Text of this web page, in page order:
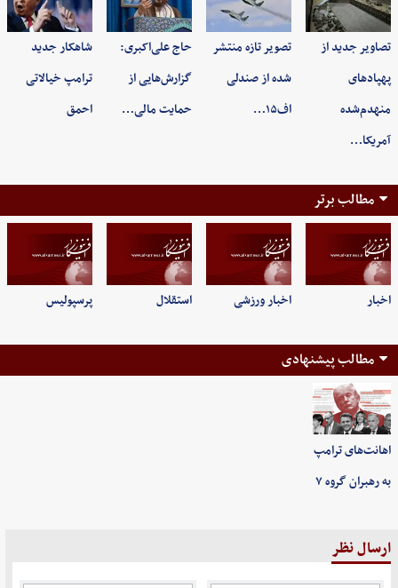
تصاویر جدید از
پهپادهای
منهدم‌شده
آمریکا…
تصویر تازه منتشر
شده از صندلی
اف۱۵…
حاج علی‌اکبری:
گزارش‌هایی از
حمایت مالی…
شاهکار جدید
ترامپ خیالاتی
احمق
مطالب برتر
اخبار اخبار ورزشی استقلال پرسپولیس
مطالب پیشنهادی
اهانت‌های ترامپ
به رهبران گروه ۷
ارسال نظر